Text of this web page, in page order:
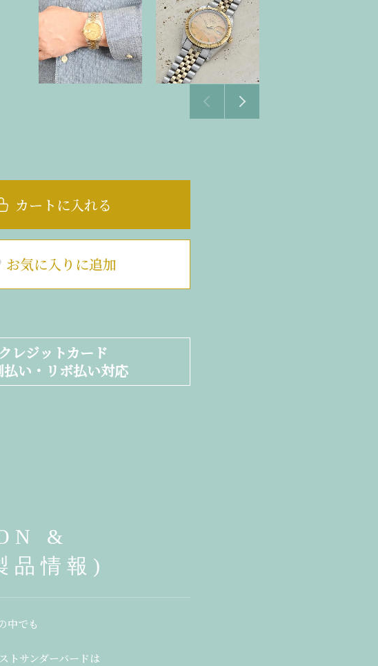
カートに入れる
お気に入りに追加
クレジットカード
払い・リボ払い対応
&
情報)
中でも
トサンダーバードは